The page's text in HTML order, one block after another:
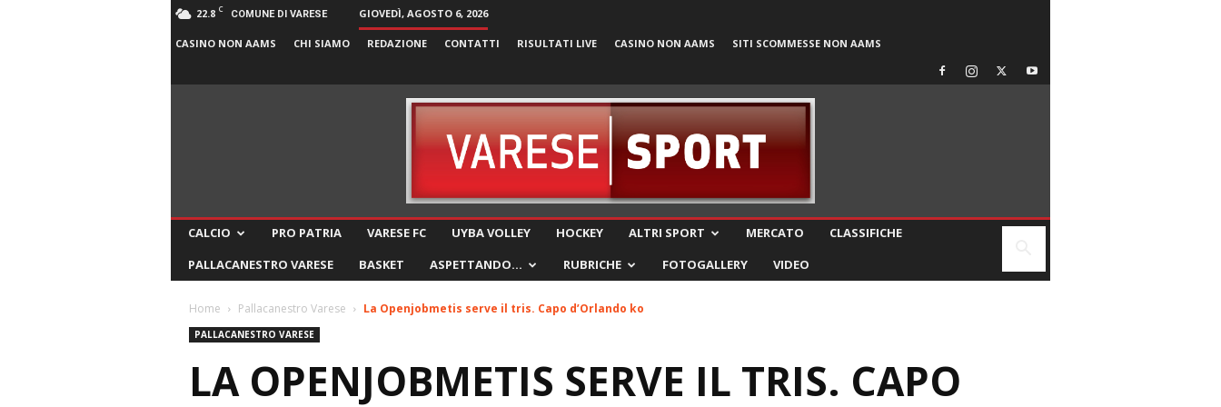
22.8 C COMUNE DI VARESE GIOVEDÌ, AGOSTO 6, 2026
CASINO NON AAMS CHI SIAMO REDAZIONE CONTATTI RISULTATI LIVE CASINO NON AAMS SITI SCOMMESSE NON AAMS
CALCIO PRO PATRIA VARESE FC UYBA VOLLEY HOCKEY ALTRI SPORT MERCATO
CLASSIFICHE
PALLACANESTRO VARESE
BASKET ASPETTANDO… RUBRICHE FOTOGALLERY VIDEO
Home Pallacanestro Varese La Openjobmetis serve il tris. Capo d’Orlando ko
PALLACANESTRO VARESE
LA OPENJOBMETIS SERVE IL TRIS. CAPO